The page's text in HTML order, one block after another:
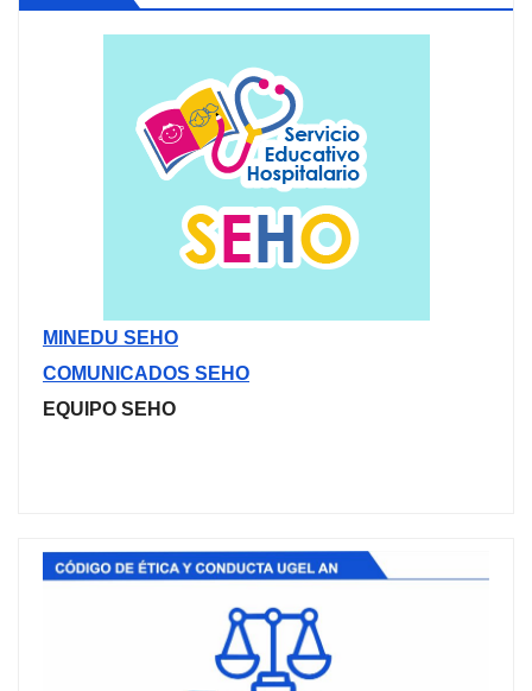
MINEDU SEHO
COMUNICADOS SEHO
EQUIPO SEHO